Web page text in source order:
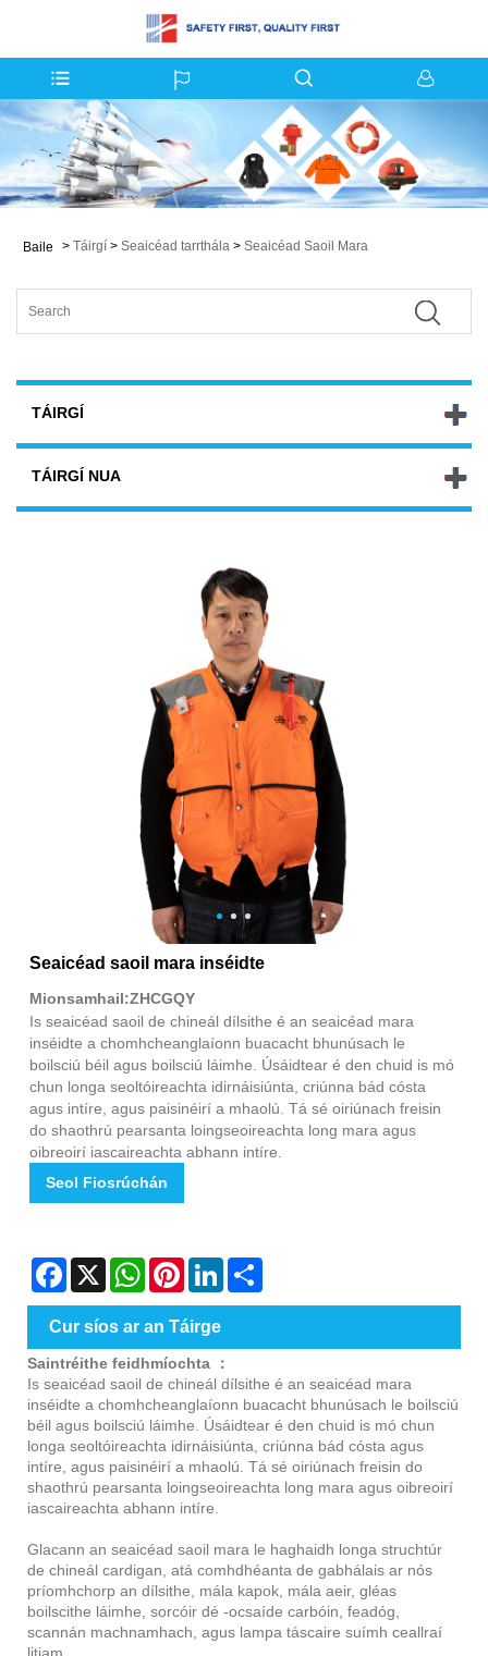
Baile > Táirgí > Seaicéad tarrthála > Seaicéad Saoil Mara
TÁIRGÍ
TÁIRGÍ NUA
Seaicéad saoil mara inséidte
Mionsamhail:ZHCGQY
Is seaicéad saoil de chineál dílsithe é an seaicéad mara
inséidte a chomhcheanglaíonn buacacht bhunúsach le
boilsciú béil agus boilsciú láimhe. Úsáidtear é den chuid is mó
chun longa seoltóireachta idirnáisiúnta, criúnna bád cósta
agus intíre, agus paisinéirí a mhaolú. Tá sé oiriúnach freisin
do shaothrú pearsanta loingseoireachta long mara agus
oibreoirí iascaireachta abhann intíre.
Seol Fiosrúchán
Facebook
X WhatsAppPinterestLinkedIn
Cur síos ar an Táirge
Saintréithe feidhmíochta ：
Is seaicéad saoil de chineál dílsithe é an seaicéad mara
inséidte a chomhcheanglaíonn buacacht bhunúsach le boilsciú
béil agus boilsciú láimhe. Úsáidtear é den chuid is mó chun
longa seoltóireachta idirnáisiúnta, criúnna bád cósta agus
intíre, agus paisinéirí a mhaolú. Tá sé oiriúnach freisin do
shaothrú pearsanta loingseoireachta long mara agus oibreoirí
iascaireachta abhann intíre.
Glacann an seaicéad saoil mara le haghaidh longa struchtúr
de chineál cardigan, atá comhdhéanta de gabhálais ar nós
príomhchorp an dílsithe, mála kapok, mála aeir, gléas
boilscithe láimhe, sorcóir dé -ocsaíde carbóin, feadóg,
scannán machnamhach, agus lampa táscaire suímh ceallraí
litiam.